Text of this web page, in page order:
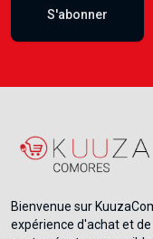
S'abonner
Bienvenue sur
expérience d'achat et